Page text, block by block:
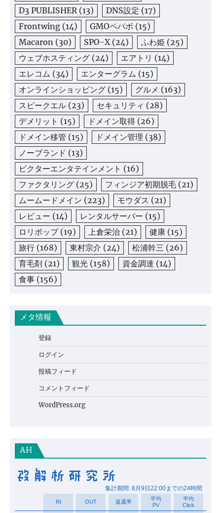
D3 PUBLISHER (13) DNS設定 (17)
Frontwing (14) GMOペパボ (15)
Macaron (30) SPO-X (24) ふわ姫 (25)
ウェブホスティング (24) エアトリ (14)
エレコム (34) エンターグラム (15)
オンラインショッピング (15) グルメ (163)
スピークエル (23) セキュリティ (28)
デメリット (15) ドメイン取得 (26)
ドメイン移管 (15) ドメイン管理 (38)
ノーブランド (13)
ビクターエンタテインメント (16)
ファクタリング (25) フィンジア初期脱毛 (21)
ムームードメイン (223) モウダス (21)
レビュー (14) レンタルサーバー (15)
ロリポップ(19) 上倉栄治 (21) 健康 (15)
旅行 (168) 東村宗介 (24) 松浦幹三 (26)
育毛剤 (21) 観光 (158) 資金調達 (14)
食事 (156)
メタ情報
登録
ログイン
投稿フィード
コメントフィード
WordPress.org
AH